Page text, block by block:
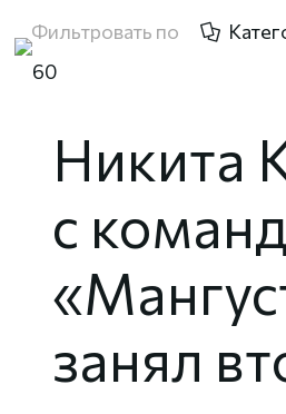
Фильтровать по
Никита
с
занял